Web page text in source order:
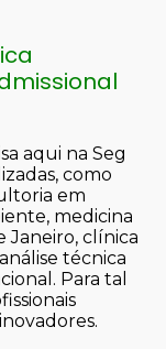
aqui na Seg
como
em
medicina
Janeiro, clínica
técnica
Para tal